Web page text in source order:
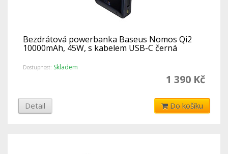
Bezdrátová powerbanka Baseus Nomos Qi2
10000mAh, 45W, s kabelem USB-C černá
Dostupnost: Skladem
1 390 Kč
Detail Do košíku